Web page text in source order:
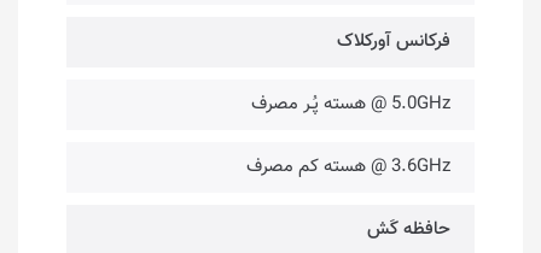
فرکانس آورکلاک
5.0GHz @ هسته پُـر مصرف
3.6GHz @ هسته کم مصرف
حافظه کَش